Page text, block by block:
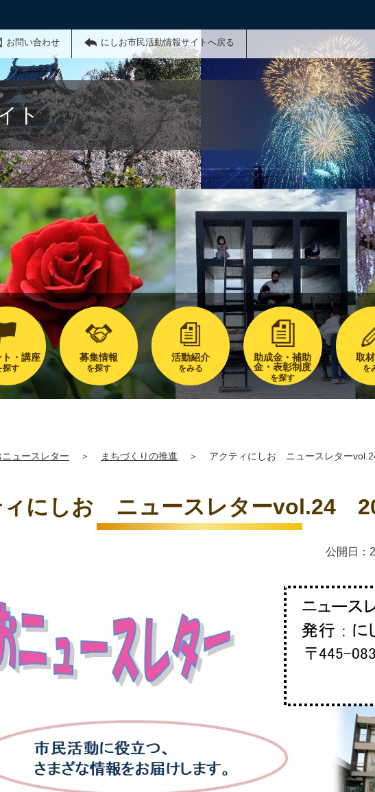
お問い合わせ にしお市民活動情報サイトへ戻る
ト
ト・講座
探す
募集情報
を探す
活動紹介
をみる
助成金・補助
金・表彰制度
を探す
取
を
ュースレター ＞ まちづくりの推進 ＞ アクティにしお ニュースレター
ィにしお ニュースレターvol.24
公開日：